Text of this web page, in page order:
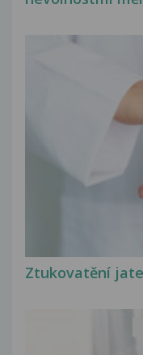
Ztukovatění